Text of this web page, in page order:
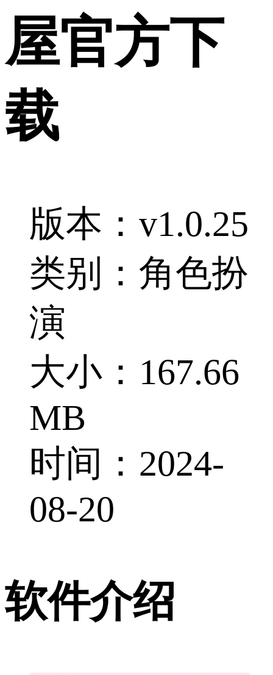
屋官方下
载
版本：v1.0.25
类别：角色扮
演
大小：167.66
MB
时间：2024-
08-20
软件介绍